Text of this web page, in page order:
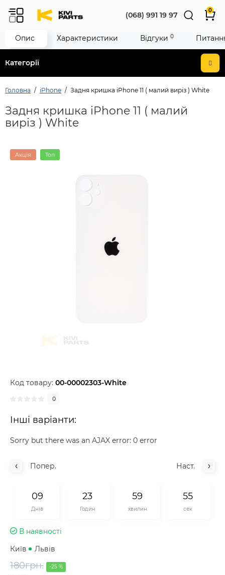
Категорії
(068) 991 19 97
0
Головна iPhone Задня кришка iPhone 11 ( малий виріз ) White
Задня кришка iPhone 11 ( малий
виріз ) White
Акція Топ
Код товару: 00-00002303-White
0
Інші варіанти:
Sorry but there was an AJAX error: 0 error
Попер. Наст.
09
Днів
23
Годин
59
хвилин
55
сек
В наявності
Київ
Львів
180грн. -25 %
Опис Характеристики Відгуки 0